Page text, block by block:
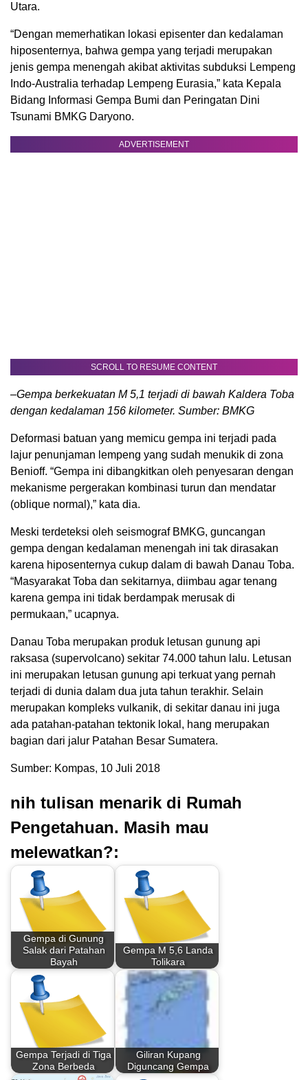
Utara.
“Dengan memerhatikan lokasi episenter dan kedalaman
hiposenternya, bahwa gempa yang terjadi merupakan
jenis gempa menengah akibat aktivitas subduksi Lempeng
Indo-Australia terhadap Lempeng Eurasia,” kata Kepala
Bidang Informasi Gempa Bumi dan Peringatan Dini
Tsunami BMKG Daryono.
ADVERTISEMENT
SCROLL TO RESUME CONTENT
–Gempa berkekuatan M 5,1 terjadi di bawah Kaldera Toba
dengan kedalaman 156 kilometer. Sumber: BMKG
Deformasi batuan yang memicu gempa ini terjadi pada
lajur penunjaman lempeng yang sudah menukik di zona
Benioff. “Gempa ini dibangkitkan oleh penyesaran dengan
mekanisme pergerakan kombinasi turun dan mendatar
(oblique normal),” kata dia.
Meski terdeteksi oleh seismograf BMKG, guncangan
gempa dengan kedalaman menengah ini tak dirasakan
karena hiposenternya cukup dalam di bawah Danau Toba.
“Masyarakat Toba dan sekitarnya, diimbau agar tenang
karena gempa ini tidak berdampak merusak di
permukaan,” ucapnya.
Danau Toba merupakan produk letusan gunung api
raksasa (supervolcano) sekitar 74.000 tahun lalu. Letusan
ini merupakan letusan gunung api terkuat yang pernah
terjadi di dunia dalam dua juta tahun terakhir. Selain
merupakan kompleks vulkanik, di sekitar danau ini juga
ada patahan-patahan tektonik lokal, hang merupakan
bagian dari jalur Patahan Besar Sumatera.
Sumber: Kompas, 10 Juli 2018
nih tulisan menarik di Rumah
Pengetahuan. Masih mau
melewatkan?:
Gempa di Gunung
Salak dari Patahan
Bayah
Gempa M 5,6 Landa
Tolikara
Gempa Terjadi di Tiga
Zona Berbeda
Giliran Kupang
Diguncang Gempa